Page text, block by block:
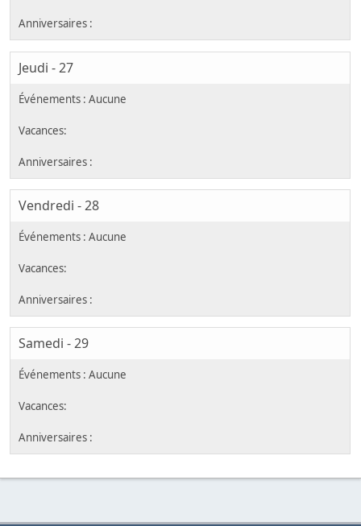
Jeudi - 27
Vendredi - 28
Samedi - 29